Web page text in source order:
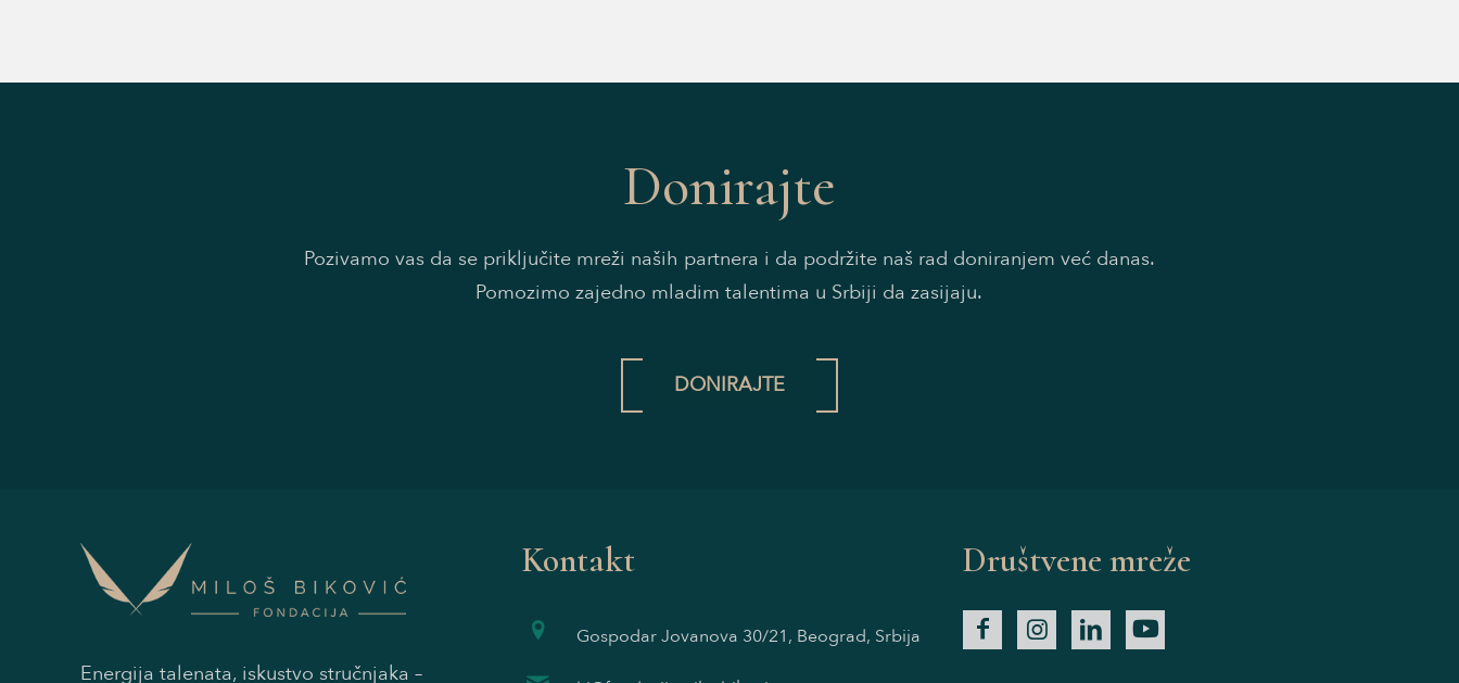
Donirajte
Pozivamo vas da se priključite mreži naših partnera i da podržite naš rad doniranjem već danas.
Pomozimo zajedno mladim talentima u Srbiji da zasijaju.
DONIRAJTE
Energija talenata, iskustvo stručnjaka –
Kontakt
Gospodar Jovanova 30/21, Beograd, Srbija
Društvene mreže